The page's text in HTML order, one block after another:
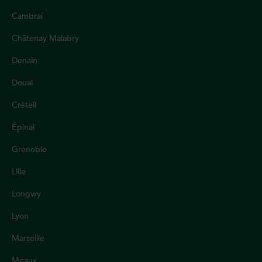
Cambrai
Châtenay Malabry
Denain
Douai
Créteil
Épinal
Grenoble
Lille
Longwy
Lyon
Marseille